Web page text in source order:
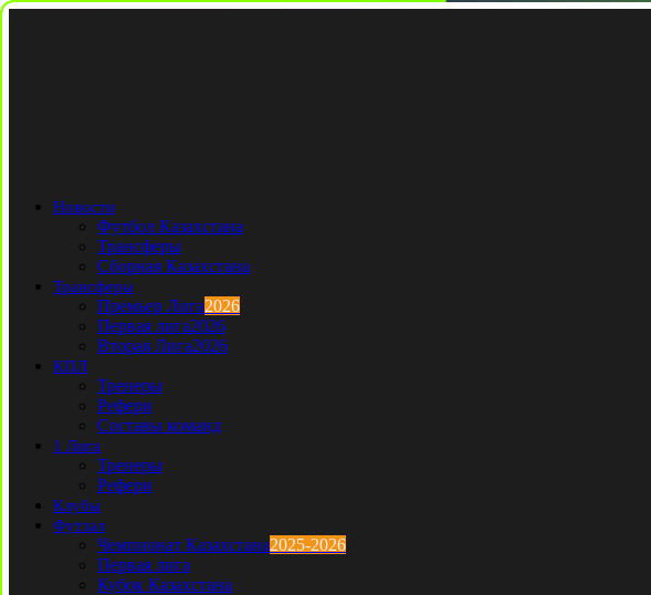
Новости
Футбол Казахстана
Трансферы
Сборная Казахстана
Трансферы
Премьер Лига2026
Первая лига2026
Вторая Лига2026
КПЛ
Тренеры
Рефери
Составы команд
1 Лига
Тренеры
Рефери
Клубы
Футзал
Чемпионат Казахстана2025-2026
Первая лига
Кубок Казахстана